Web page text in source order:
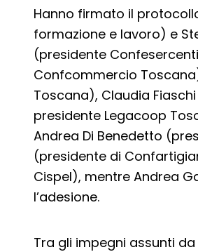
Hanno firmato il
formazione e lavoro) e
(presidente
Confcommercio
Toscana), Claudia
presidente Legacoop
Andrea Di Benedetto
(presidente di
Cispel), mentre Andrea
l’adesione.
Tra gli impegni assunti